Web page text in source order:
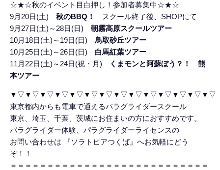
☆★☆秋のイベント目白押し！参加者募集中☆★☆
9月20日(土) 秋のBBQ！
スクール終了後、SHOPにて
9月27日(土)～28日(日) 朝霧高原スクールツアー
10月18日(土)～19日(日) 鳥取砂丘ツアー
10月25日(土)～26日(日) 白馬紅葉ツアー
11月22日(土)～24日(祝・月)
くまモンと阿蘇ぼう？！ 熊
本ツアー
▼▽▼▽▼▽▼▽▼▽▼▽▼▽▼▽▼▽▼▽▼▽▼▽▼▽▼▽
東京都内からも電車で通えるパラグライダースクール
東京、埼玉、千葉、茨城にお住まいの方におすすめです。
パラグライダー体験、パラグライダーライセンスの
お問い合わせは 『ソラトピアつくば』へお気軽にどう
ぞ！！
＝＝＝＝＝＝＝＝＝＝＝＝＝＝＝＝＝＝＝＝＝＝＝＝＝＝＝